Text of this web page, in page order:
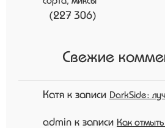
(227 306)
Свежие
Катя к записи DarkSide:
admin к записи Как